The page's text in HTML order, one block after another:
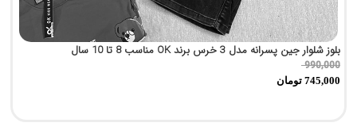
بلوز شلوار جین پسرانه مدل 3 خرس برند OK مناسب 8 تا 10 سال
990,000
745,000 تومان